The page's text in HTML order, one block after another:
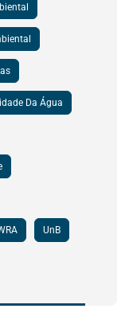
Da Água
UnB